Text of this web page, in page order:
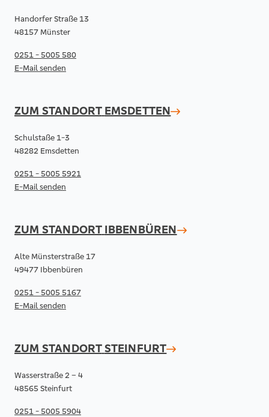
Handorfer Straße 13
48157 Münster
0251 - 5005 580
E-Mail senden
ZUM STANDORT EMSDETTEN
Schulstaße 1-3
48282 Emsdetten
0251 - 5005 5921
E-Mail senden
ZUM STANDORT IBBENBÜREN
Alte Münsterstraße 17
49477 Ibbenbüren
0251 - 5005 5167
E-Mail senden
ZUM STANDORTSTEINFURT
Wasserstraße 2 – 4
48565 Steinfurt
0251 - 5005 5904